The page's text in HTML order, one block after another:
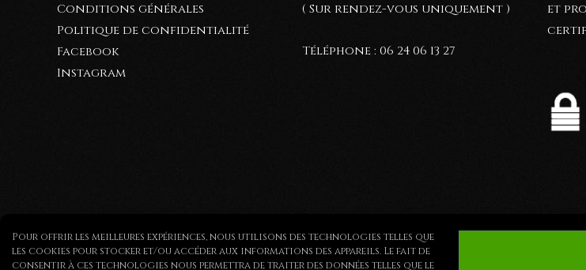
Pour offrir les meilleures expériences, nous utilisons des technologies telles que
les cookies pour stocker et/ou accéder aux informations des appareils. Le fait de
consentir à ces technologies nous permettra de traiter des données telles que le
Conditions générales
Politique de confidentialité
Facebook
Instagram
( Sur rendez-vous uniquement )
Téléphone : 06 24 06 13 27
et